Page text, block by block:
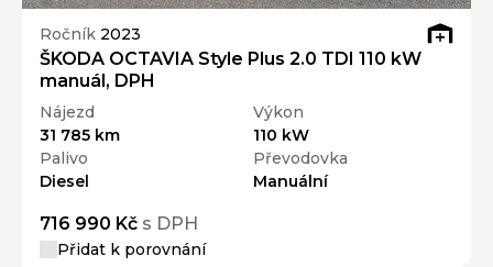
Ročník 2023
ŠKODA OCTAVIA Style Plus 2.0 TDI 110 kW
manuál, DPH
Nájezd
31 785 km
Výkon
110 kW
Palivo
Diesel
Převodovka
Manuální
716 990 Kč s DPH
Přidat k porovnání